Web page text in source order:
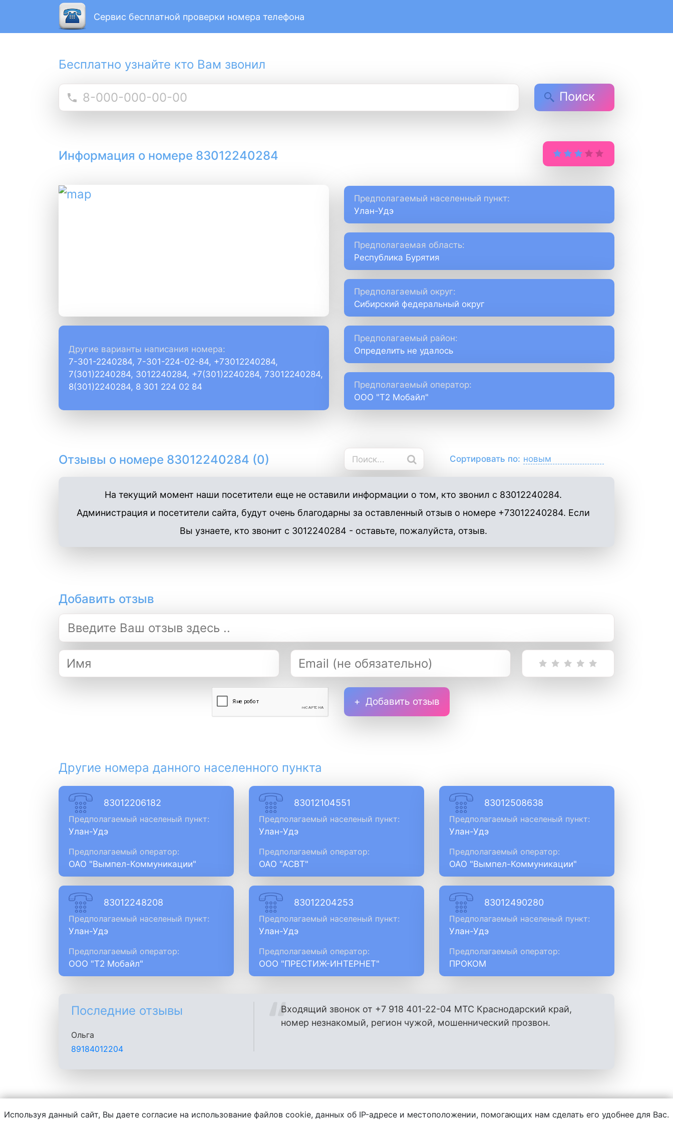
Сервис бесплатной проверки номера телефона
Бесплатно узнайте кто Вам звонил
Поиск
Информация о номере 83012240284
Предполагаемый населенный пункт:
Улан-Удэ
Предполагаемая область:
Республика Бурятия
Предполагаемый округ:
Сибирский федеральный округ
Другие варианты написания номера:
7-301-2240284, 7-301-224-02-84, +73012240284,
7(301)2240284, 3012240284, +7(301)2240284, 73012240284,
8(301)2240284, 8 301 224 02 84
Предполагаемый район:
Определить не удалось
Предполагаемый оператор:
ООО "Т2 Мобайл"
Отзывы о номере 83012240284 (0) Сортировать по:
На текущий момент наши посетители еще не оставили информации о том, кто звонил с 83012240284.
Администрация и посетители сайта, будут очень благодарны за оставленный отзыв о номере +73012240284. Если
Вы узнаете, кто звонит с 3012240284 - оставьте, пожалуйста, отзыв.
Добавить отзыв
Добавить отзыв
Другие номера данного населенного пункта
83012206182
Предполагаемый населеный пункт:
Улан-Удэ
Предполагаемый оператор:
ОАО "Вымпел-Коммуникации"
83012104551
Предполагаемый населеный пункт:
Улан-Удэ
Предполагаемый оператор:
ОАО "АСВТ"
83012508638
Предполагаемый населеный пункт:
Улан-Удэ
Предполагаемый оператор:
ОАО "Вымпел-Коммуникации"
83012248208
Предполагаемый населеный пункт:
Улан-Удэ
Предполагаемый оператор:
ООО "Т2 Мобайл"
83012204253
Предполагаемый населеный пункт:
Улан-Удэ
Предполагаемый оператор:
ООО "ПРЕСТИЖ-ИНТЕРНЕТ"
83012490280
Предполагаемый населеный пункт:
Улан-Удэ
Предполагаемый оператор:
ПРОКОМ
Последние отзывы
Ольга
89184012204
Входящий звонок от +7 918 401-22-04 МТС Краснодарский край,
номер незнакомый, регион чужой, мошеннический прозвон.
Администрация сайта не несет ответственности за содержание комментариев, любой другой информации, написанной пользователями.
Используя данный сайт, Вы даете согласие на использование файлов cookie, данных об IP-адресе и местоположении, помогающих нам сделать его удобнее для Вас.